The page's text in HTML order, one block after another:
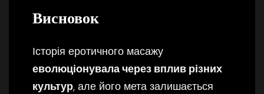
Висновок
Історія еротичного масажу
еволюціонувала через вплив різних
культур, але його мета залишається